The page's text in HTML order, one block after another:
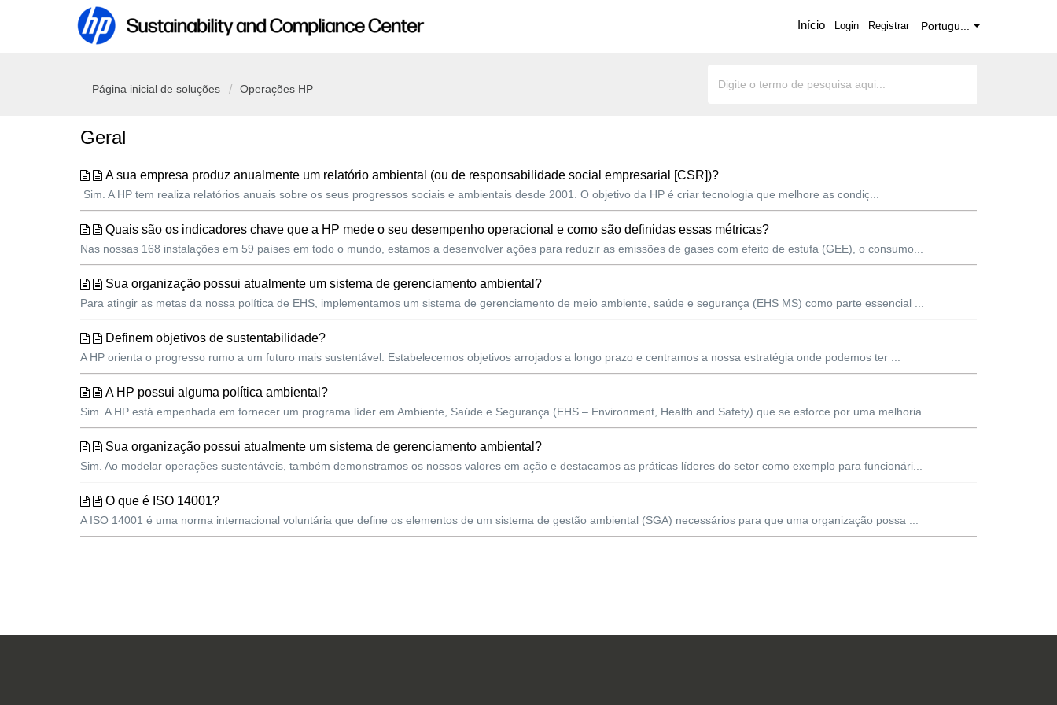
Início Portugu...
Login Registrar
Página inicial de soluções Operações HP
Geral
A sua empresa produz anualmente um relatório ambiental (ou de responsabilidade social empresarial [CSR])?
Sim. A HP tem realiza relatórios anuais sobre os seus progressos sociais e ambientais desde 2001. O objetivo da HP é criar tecnologia que melhore as condiç...
Quais são os indicadores chave que a HP mede o seu desempenho operacional e como são definidas essas métricas?
Nas nossas 168 instalações em 59 países em todo o mundo, estamos a desenvolver ações para reduzir as emissões de gases com efeito de estufa (GEE), o consumo...
Sua organização possui atualmente um sistema de gerenciamento ambiental?
Para atingir as metas da nossa política de EHS, implementamos um sistema de gerenciamento de meio ambiente, saúde e segurança (EHS MS) como parte essencial ...
Definem objetivos de sustentabilidade?
A HP orienta o progresso rumo a um futuro mais sustentável. Estabelecemos objetivos arrojados a longo prazo e centramos a nossa estratégia onde podemos ter ...
A HP possui alguma política ambiental?
Sim. A HP está empenhada em fornecer um programa líder em Ambiente, Saúde e Segurança (EHS – Environment, Health and Safety) que se esforce por uma melhoria...
Sua organização possui atualmente um sistema de gerenciamento ambiental?
Sim. Ao modelar operações sustentáveis, também demonstramos os nossos valores em ação e destacamos as práticas líderes do setor como exemplo para funcionári...
O que é ISO 14001?
A ISO 14001 é uma norma internacional voluntária que define os elementos de um sistema de gestão ambiental (SGA) necessários para que uma organização possa ...